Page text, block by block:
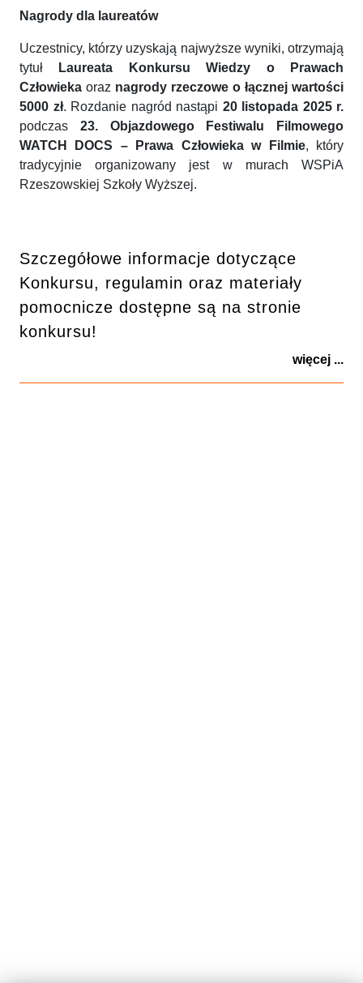
Nagrody dla laureatów
Uczestnicy, którzy uzyskają najwyższe wyniki, otrzymają
tytuł
Laureata Konkursu Wiedzy o Prawach
Człowieka oraz nagrody rzeczowe o łącznej wartości
5000 zł. Rozdanie nagród nastąpi 20 listopada 2025 r.
podczas 23. Objazdowego Festiwalu Filmowego
WATCH DOCS – Prawa Człowieka w Filmie, który
tradycyjnie organizowany jest w murach WSPiA
Rzeszowskiej Szkoły Wyższej.
Szczegółowe informacje dotyczące
Konkursu, regulamin oraz materiały
pomocnicze dostępne są na stronie
konkursu!
więcej ...